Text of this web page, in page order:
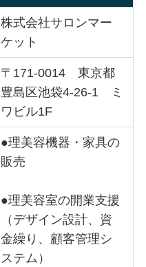
株式会社サロンマー
ケット
〒171-0014 東京都
豊島区池袋4-26-1 ミ
ワビル1F
●理美容機器・家具の
販売
●理美容室の開業支援
（デザイン設計、資
金繰り、顧客管理シ
ステム）